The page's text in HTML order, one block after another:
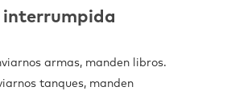
interrumpida
armas, manden libros.
tanques, manden